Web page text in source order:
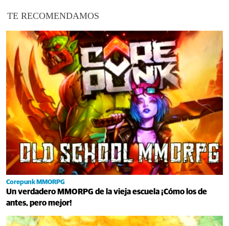
TE RECOMENDAMOS
Corepunk MMORPG
Un verdadero MMORPG de la vieja escuela ¡Cómo los de
antes, pero mejor!